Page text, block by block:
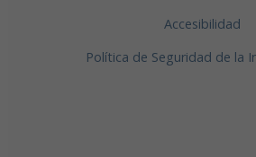
Accesibilidad
Política de Seguridad de la